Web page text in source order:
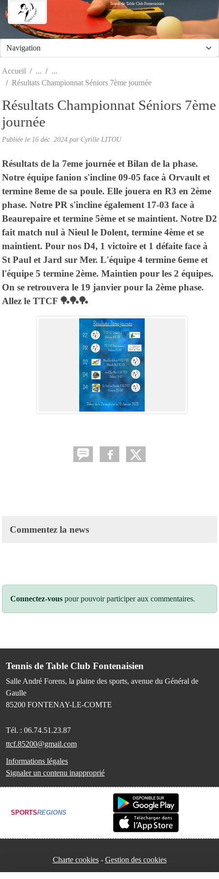
Tennis de Table Club Fontenaisien
Accueil
Résultats Championnat Séniors 7ème journée
Résultats Championnat Séniors 7ème
journée
Publiée le 16 déc. 2024 par Cyrille LITOU
Résultats de la 7eme journée et Bilan de la phase.
Notre équipe fanion s'incline 09-05 face à Orvault et
termine 8eme de sa poule. Elle jouera en R3 en 2ème
phase. Notre PR s'incline également 17-03 face à
Beaurepaire et termine 5ème et se maintient. Notre D2
fait match nul à Nieul le Dolent, termine 4ème et se
maintient. Pour nos D4, 1 victoire et 1 défaite face à
St Paul et Jard sur Mer. L'équipe 4 termine 6eme et
l'équipe 5 termine 2ème. Maintien pour les 2 équipes.
On se retrouvera le 19 janvier pour la 2ème phase.
Allez le TTCF 🏓🏓🏓
Commentez la news
Connectez-vous pour pouvoir participer aux commentaires.
Tennis de Table Club Fontenaisien
Salle André Forens, la plaine des sports, avenue du Général de
Gaulle
85200 FONTENAY-LE-COMTE
Tél. : 06.74.51.23.87
ttcf.85200@gmail.com
Informations légales
Signaler un contenu inapproprié
SPORTSREGIONS
Charte cookies Gestion des cookies
Panneau de gestion des cookies